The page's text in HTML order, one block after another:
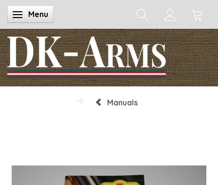
Toggle navigation
Menu
Manuals